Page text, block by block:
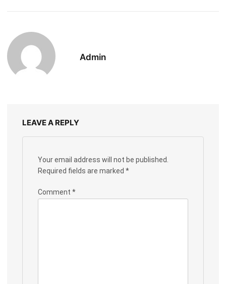
Admin
LEAVE A REPLY
Your email address will not be published.
Required fields are marked *
Comment *